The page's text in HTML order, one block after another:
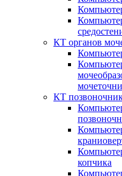
КТ органов
КТ
копчика